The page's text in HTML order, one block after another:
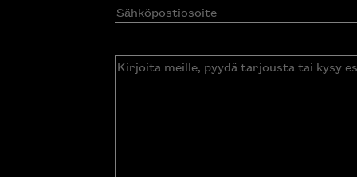
Sähköpostiosoite(Pakollinen)
Kirjoita